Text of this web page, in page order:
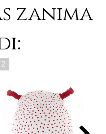
zanima
2